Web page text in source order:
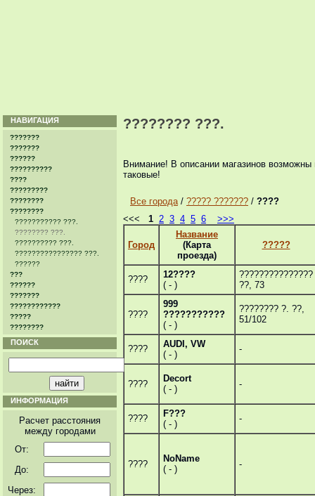
НАВИГАЦИЯ
???????
???????
??????
??????????
????
?????????
????????
????????
??????????? ???.
???????? ???.
?????????? ???.
???????????????? ???.
??????
???
??????
???????
????????????
?????
????????
ПОИСК
ИНФОРМАЦИЯ
Расчет расстояния
между городами
От:
До:
Через:
???????? ???.
Внимание! В описании магазинов
таковые!
Все города / ????? ??????? / ????
<<< 1 2 3 4 5 6 >>>
Город
Название
(Карта
проезда)
?????
????
12????
( - )
???????????????
??, 73
????
999
???????????
( - )
???????? ?. ??,
51/102
????
AUDI, VW
( - )
-
????
Decort
( - )
-
????
F???
( - )
-
????
NoName
( - )
-